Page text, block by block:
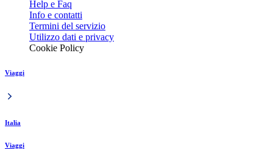
Help e Faq
Info e contatti
Termini del servizio
Utilizzo dati e privacy
Cookie Policy
Viaggi
Italia
Viaggi